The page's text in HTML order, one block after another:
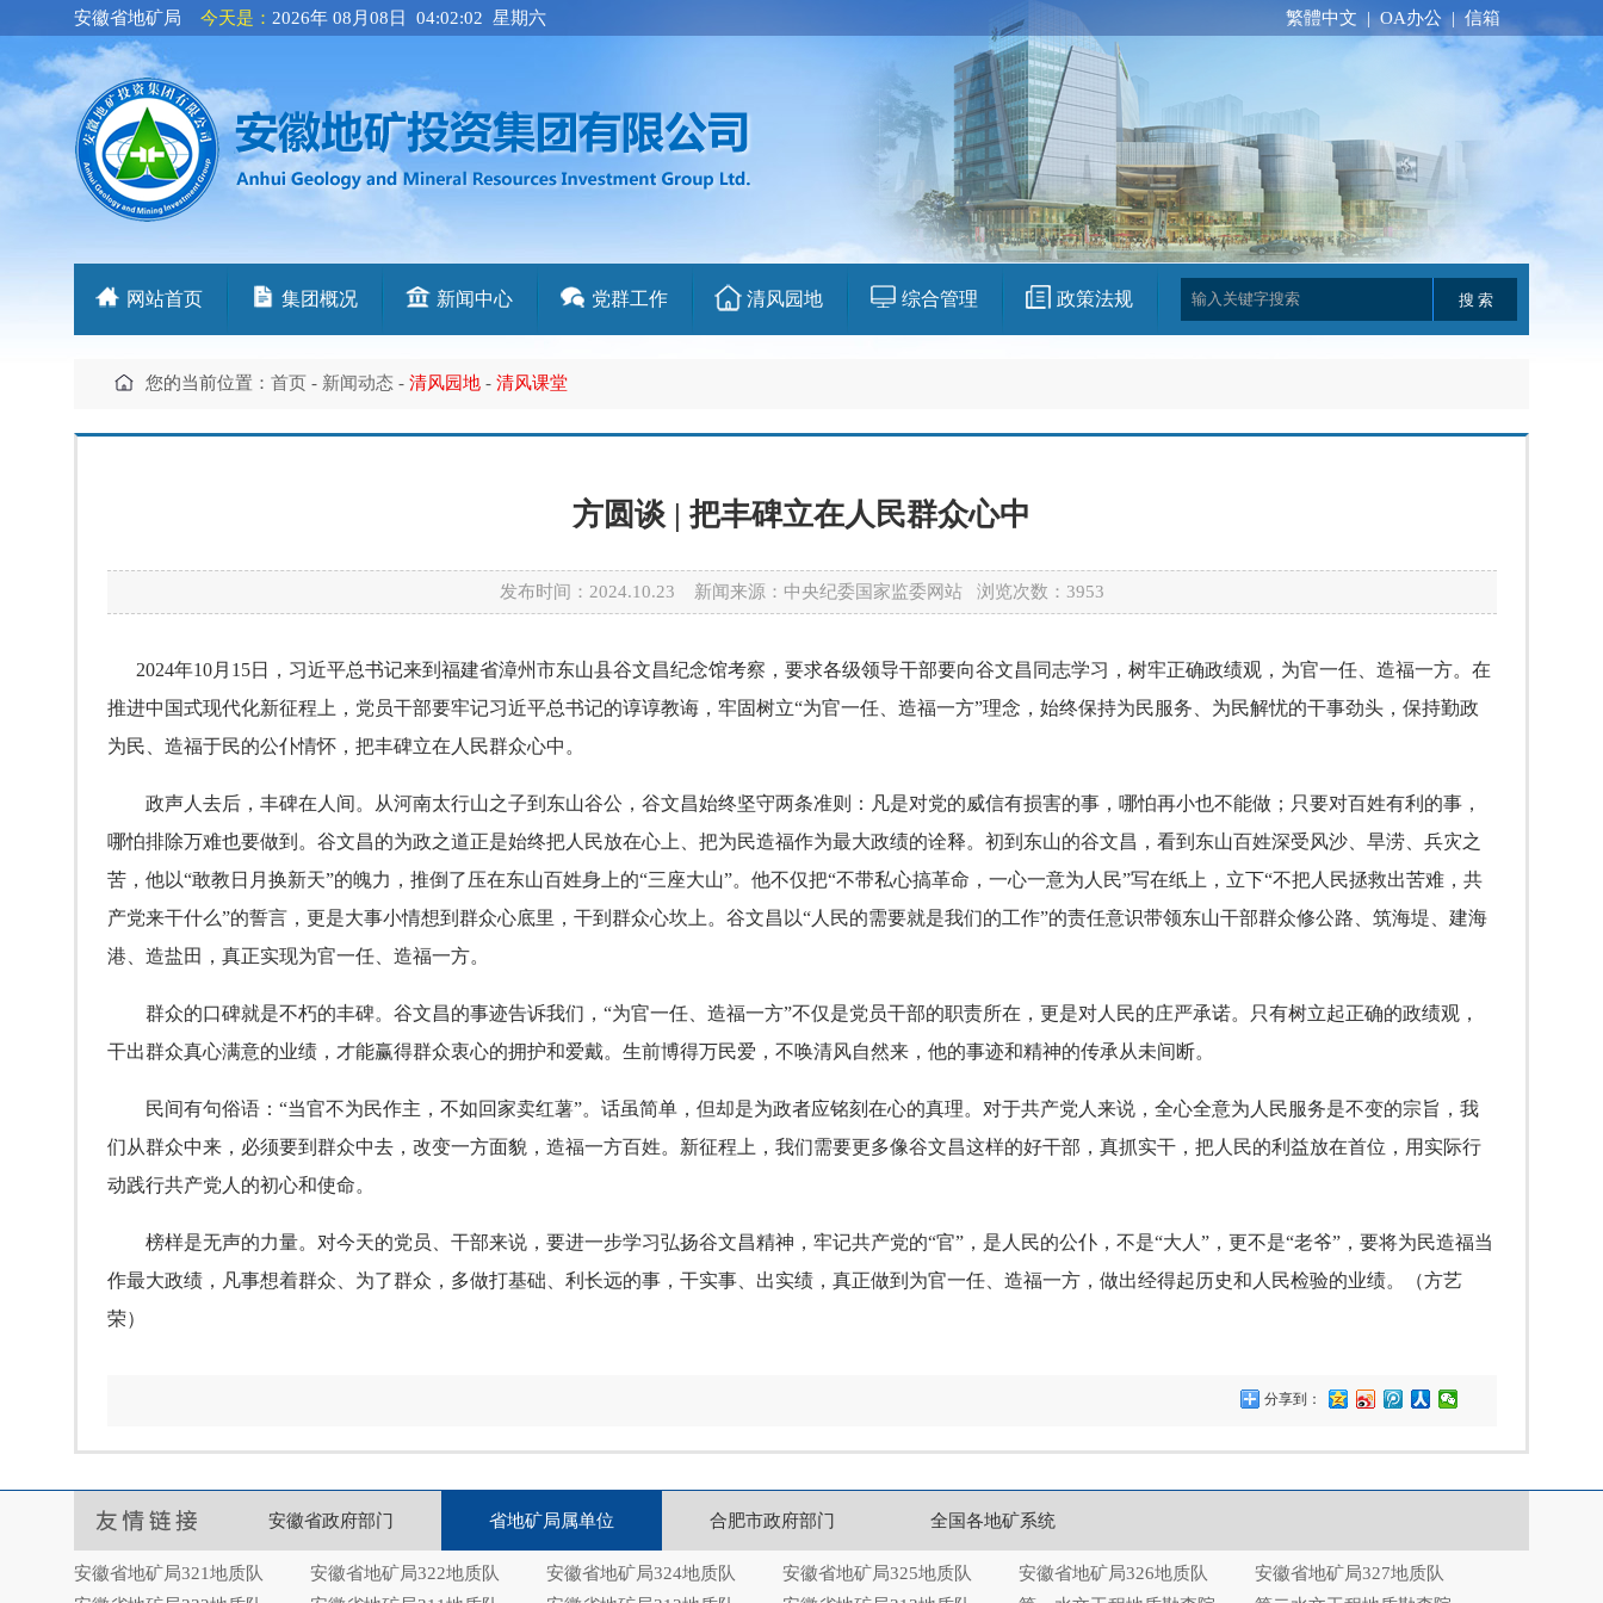
安徽省地矿局 今天是： 2026年 08月08日 04:02:03 星期六 繁體中文 |OA办公|信箱
网站首页 集团概况 新闻中心 党群工作 清风园地 综合管理 政策法规
您的当前位置： 首页 - 新闻动态 - 清风园地 - 清风课堂
方圆谈 | 把丰碑立在人民群众心中
发布时间：2024.10.23 新闻来源：中央纪委国家监委网站 浏览次数： 3953
2024年10月15日，习近平总书记来到福建省漳州市东山县谷文昌纪念馆考察，要求各级领导干部要向谷文昌同志学习，树牢正确政绩观，为官一任、造福一方。在
推进中国式现代化新征程上，党员干部要牢记习近平总书记的谆谆教诲，牢固树立“为官一任、造福一方”理念，始终保持为民服务、为民解忧的干事劲头，保持勤政
为民、造福于民的公仆情怀，把丰碑立在人民群众心中。
政声人去后，丰碑在人间。从河南太行山之子到东山谷公，谷文昌始终坚守两条准则：凡是对党的威信有损害的事，哪怕再小也不能做；只要对百姓有利的事，
哪怕排除万难也要做到。谷文昌的为政之道正是始终把人民放在心上、把为民造福作为最大政绩的诠释。初到东山的谷文昌，看到东山百姓深受风沙、旱涝、兵灾之
苦，他以“敢教日月换新天”的魄力，推倒了压在东山百姓身上的“三座大山”。他不仅把“不带私心搞革命，一心一意为人民”写在纸上，立下“不把人民拯救出苦难，共
产党来干什么”的誓言，更是大事小情想到群众心底里，干到群众心坎上。谷文昌以“人民的需要就是我们的工作”的责任意识带领东山干部群众修公路、筑海堤、建海
港、造盐田，真正实现为官一任、造福一方。
群众的口碑就是不朽的丰碑。谷文昌的事迹告诉我们，“为官一任、造福一方”不仅是党员干部的职责所在，更是对人民的庄严承诺。只有树立起正确的政绩观，
干出群众真心满意的业绩，才能赢得群众衷心的拥护和爱戴。生前博得万民爱，不唤清风自然来，他的事迹和精神的传承从未间断。
民间有句俗语：“当官不为民作主，不如回家卖红薯”。话虽简单，但却是为政者应铭刻在心的真理。对于共产党人来说，全心全意为人民服务是不变的宗旨，我
们从群众中来，必须要到群众中去，改变一方面貌，造福一方百姓。新征程上，我们需要更多像谷文昌这样的好干部，真抓实干，把人民的利益放在首位，用实际行
动践行共产党人的初心和使命。
榜样是无声的力量。对今天的党员、干部来说，要进一步学习弘扬谷文昌精神，牢记共产党的“官”，是人民的公仆，不是“大人”，更不是“老爷”，要将为民造福当
作最大政绩，凡事想着群众、为了群众，多做打基础、利长远的事，干实事、出实绩，真正做到为官一任、造福一方，做出经得起历史和人民检验的业绩。（方艺
荣）
分享到：
安徽省政府部门 省地矿局属单位 合肥市政府部门 全国各地矿系统
安徽省地矿局321地质队 安徽省地矿局322地质队 安徽省地矿局324地质队 安徽省地矿局325地质队 安徽省地矿局326地质队
安徽省地矿局327地质队